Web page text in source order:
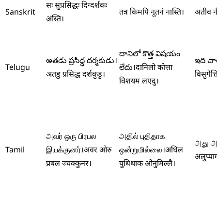
Sanskrit
सः सुप्रसिद्धः दिग्दर्शकः
अस्ति।
तत्र किमपि नूतनं नास्ति। अतीव
Telugu
అతడు ప్రసిద్ధ దర్శకుడు।
अतडु प्रसिद्ध दर्शकुडु।
దానిలో కొత్త విషయం
లేదు।दानिलो कोत्ता
विशयम लएदु।
ఇది
Tamil
அவர் ஒரு பிரபல
இயக்குனர்।अवर ओरु
प्रबल ज्यक्कुनर।
அதில் புதிதாக
ஒன்றுமில்லை।अधिल
पुधिथाक ओनुमिल्लै।
அது